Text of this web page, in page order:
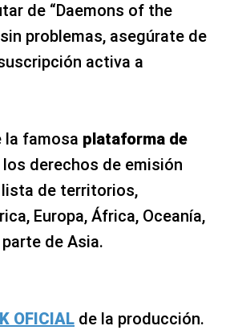
de “Daemons of the
problemas, asegúrate de
activa a
la famosa plataforma de
derechos de emisión
lista de territorios,
Europa, África, Oceanía,
de Asia.
OFICIAL de la producción.